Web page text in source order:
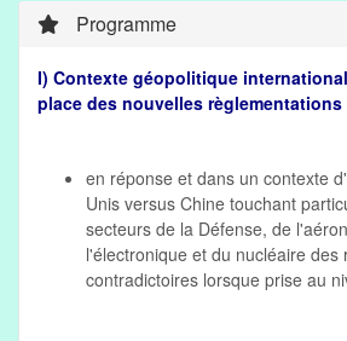
Programme
I) Contexte géopolitique
place des nouvelles
en réponse et dans un contexte
Unis versus Chine touchant
secteurs de la Défense, de
l'électronique et du nucléaire des
contradictoires lorsque prise au